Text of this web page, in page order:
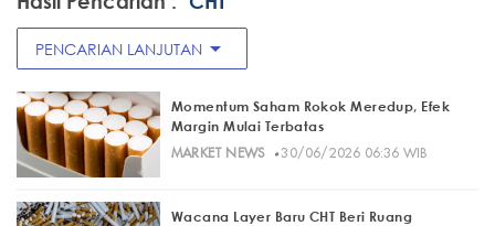
PENCARIAN LANJUTAN arrow_drop_down
Momentum Saham Rokok Meredup, Efek
Margin Mulai Terbatas
MARKET NEWS· 30/06/2026 06:36 WIB
Wacana Layer Baru CHT Beri Ruang